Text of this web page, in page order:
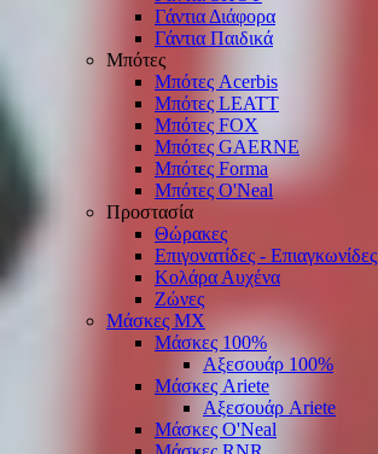
Γάντια Διάφορα
Γάντια Παιδικά
Μπότες
Μπότες Acerbis
Μπότες LEATT
Μπότες FOX
Μπότες GAERNE
Μπότες Forma
Μπότες O'Neal
Προστασία
Θώρακες
Επιγονατίδες - Επιαγκωνίδες
Κολάρα Αυχένα
Ζώνες
Μάσκες ΜΧ
Μάσκες 100%
Αξεσουάρ 100%
Μάσκες Ariete
Αξεσουάρ Ariete
Μάσκες O'Neal